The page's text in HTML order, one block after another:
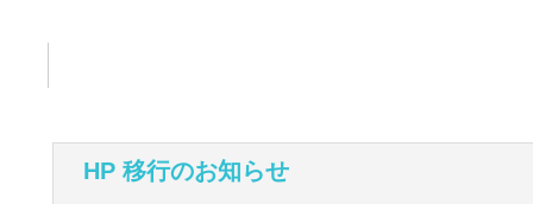
HP 移行のお知らせ